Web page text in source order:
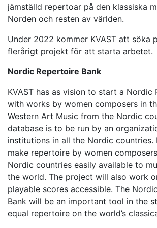
jämställd repertoar på den klassiska
Norden och resten av världen.
Under 2022 kommer KVAST att söka
flerårigt projekt för att starta arbetet.
Nordic Repertoire Bank
KVAST has as vision to start a Nordic
with works by women composers in
Western Art Music from the Nordic
database is to be run by an
institutions in all the Nordic countries.
make repertoire by women
Nordic countries easily available to
the world. The project will also work
playable scores accessible. The
Bank will be an important tool in the
equal repertoire on the world’s